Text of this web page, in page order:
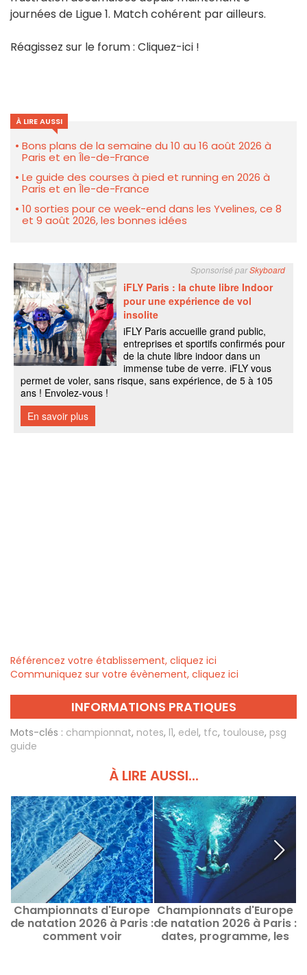
journées de Ligue 1. Match cohérent par ailleurs.
Réagissez sur le forum : Cliquez-ici !
À LIRE AUSSI
Bons plans de la semaine du 10 au 16 août 2026 à
Paris et en Île-de-France
Le guide des courses à pied et running en 2026 à
Paris et en Île-de-France
10 sorties pour ce week-end dans les Yvelines, ce 8
et 9 août 2026, les bonnes idées
Référencez votre établissement, cliquez ici
Communiquez sur votre évènement, cliquez ici
INFORMATIONS PRATIQUES
Mots-clés : championnat, notes, l1, edel, tfc, toulouse, psg
guide
À LIRE AUSSI...
Championnats d'Europe
de natation 2026 à Paris :
comment voir
Championnats d'Europe
de natation 2026 à Paris :
dates, programme, les